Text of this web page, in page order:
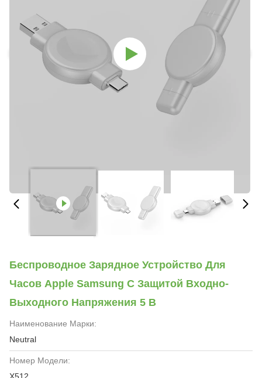
Беспроводное Зарядное Устройство Для
Часов Apple Samsung С Защитой Входно-
Выходного Напряжения 5 В
Наименование Марки:
Neutral
Номер Модели: